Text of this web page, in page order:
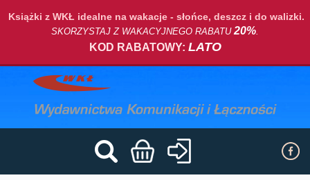
Książki z WKŁ idealne na wakacje - słońce, deszcz i do walizki.
SKORZYSTAJ Z WAKACYJNEGO RABATU20%.
KOD RABATOWY: LATO